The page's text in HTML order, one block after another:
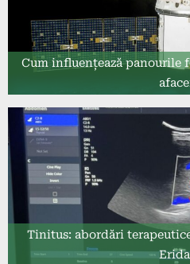
Cum influențează panourile
Tinitus: abordări